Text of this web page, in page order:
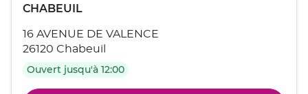
sur
touche
ENTRÉE
pour
obtenir
Point
vente
:
CHABEUIL
16 AVENUE DE VALENCE
26120 Chabeuil
Ouvert jusqu'à 12:00